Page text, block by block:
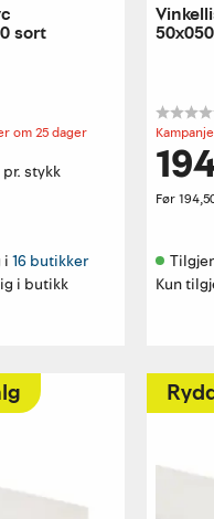
sort
om 25 dager
pr. stykk
i 16 butikker
i butikk
Før
Kun